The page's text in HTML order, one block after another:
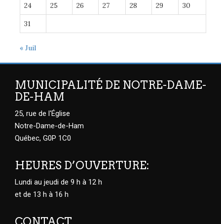
24 25 26 27 28 29 30
31
« Juil
MUNICIPALITÉ DE NOTRE-DAME-
DE-HAM
25, rue de l'Église
Notre-Dame-de-Ham
Québec, G0P 1C0
HEURES D’OUVERTURE:
Lundi au jeudi de 9 h à 12 h
et de 13 h à 16 h